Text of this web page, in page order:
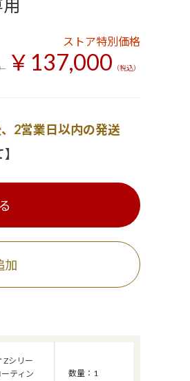
ストア特別価格
￥137,000 （税込）
2営業日以内の発送
Zシリー
ティン
数量：1
加